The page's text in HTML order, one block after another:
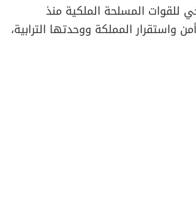
للقوات المسلحة الملكية منذ
في حماية أمن واستقرار المملكة ووحدتها الترابية،